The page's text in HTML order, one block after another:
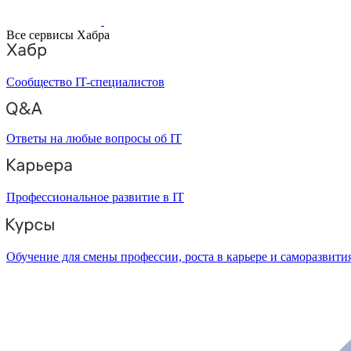
Все сервисы Хабра
Сообщество IT-специалистов
Ответы на любые вопросы об IT
Профессиональное развитие в IT
Обучение для смены профессии, роста в карьере и